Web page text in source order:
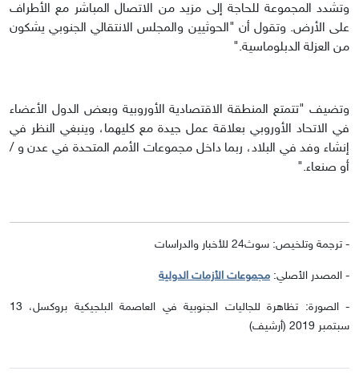
وتشدد المجموعة للحاجة إلى مزيد من الاتصال المباشر مع الأطراف
على الأرض. وتقول أن "الحوثيين والمجلس الانتقالي الجنوبي يشكون
من العزلة الدبلوماسية."
وتضيف "تتمتع المنطقة الاقتصادية الأوروبية وبعض الدول الأعضاء
في الاتحاد الأوروبي بعلاقة عمل جيدة مع كليهما، وينبغي النظر في
إنشاء وفد في البلاد، ربما داخل مجموعات الأمم المتحدة في عدن و /
أو صنعاء."
- ترجمة وتلخيص: سوث24 للأخبار والدراسات
- المصدر الأصلي: مجموعات الأزمات الدولية
- الصورة: تظاهرة للجاليات الجنوبية في العاصمة البلجيكية بروكسل، 13
سبتمبر 2019 (أرشيف)